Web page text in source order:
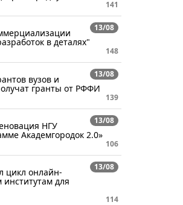
141
13/08
в деталях"
148
13/08
вузов и
гранты от РФФИ
139
13/08
НГУ
Академгородок 2.0»
106
13/08
цикл онлайн-
для
114